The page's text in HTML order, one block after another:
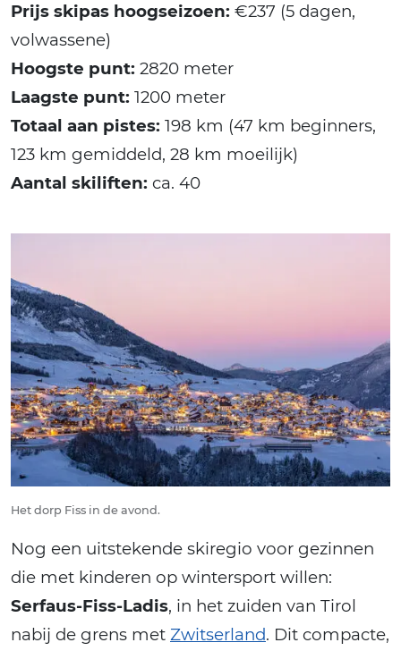
Prijs skipas hoogseizoen: €237 (5 dagen,
volwassene)
Hoogste punt: 2820 meter
Laagste punt: 1200 meter
Totaal aan pistes: 198 km (47 km beginners,
123 km gemiddeld, 28 km moeilijk)
Aantal skiliften: ca. 40
Het dorp Fiss in de avond.
Nog een uitstekende skiregio voor gezinnen
die met kinderen op wintersport willen:
Serfaus-Fiss-Ladis, in het zuiden van Tirol
nabij de grens met Zwitserland. Dit compacte,